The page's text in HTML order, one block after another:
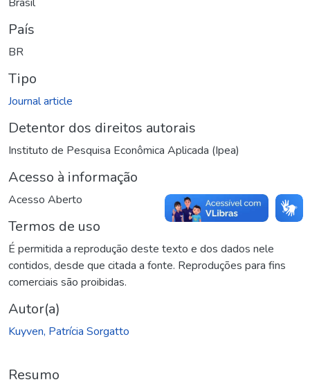
País
BR
Tipo
Journal article
Detentor dos direitos autorais
Instituto de Pesquisa Econômica Aplicada (Ipea)
Acesso à informação
Acesso Aberto
Termos de uso
É permitida a reprodução deste texto e dos dados nele
contidos, desde que citada a fonte. Reproduções para fins
comerciais são proibidas.
Autor(a)
Kuyven, Patrícia Sorgatto
Resumo